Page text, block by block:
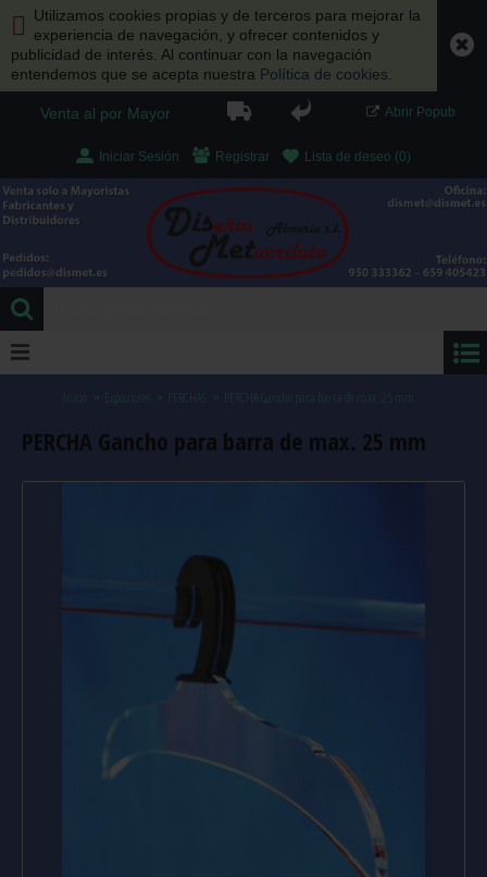
Utilizamos cookies propias y de terceros para mejorar la
experiencia de navegación, y ofrecer contenidos y
publicidad de interés. Al continuar con la navegación
entendemos que se acepta nuestra Política de cookies
Venta al por Mayor Abrir Popub
Iniciar Sesión Registrar Lista de deseo (0)
Inicio Expositores PERCHAS PERCHA Gancho para barra de max. 25 mm
PERCHA Gancho para barra de max. 25 mm